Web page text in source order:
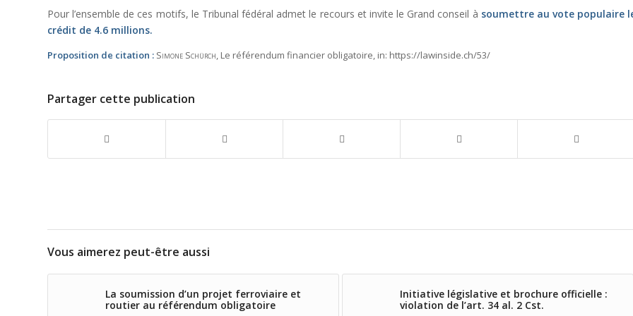
Pour l’ensemble de ces motifs, le Tribunal fédéral admet le recours et invite le Grand conseil à soumettre au vote populaire
crédit de 4.6 millions.
Proposition de citation : Simone Schürch, Le référendum financier obligatoire, in: https://lawinside.ch/53/
Partager cette publication
Vous aimerez peut-être aussi
La soumission d’un projet ferroviaire et
routier au référendum obligatoire
Initiative législative et brochure officielle :
violation de l’art. 34 al. 2 Cst.